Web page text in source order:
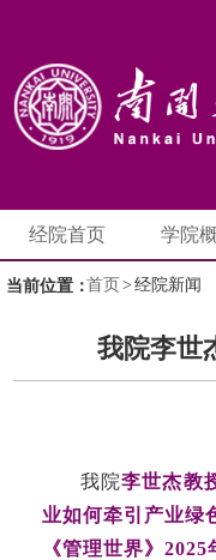
经院首页 学院
当前位置：首页 > 经院新闻
我院李世
我院李世杰教
业如何牵引产业
《管理世界》2025